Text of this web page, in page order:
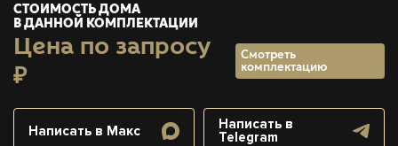
СТОИМОСТЬ ДОМА
В ДАННОЙ КОМПЛЕКТАЦИИ
Цена по запросу
₽
Смотреть
комплектацию
Написать в Макс
Написать в
Telegram